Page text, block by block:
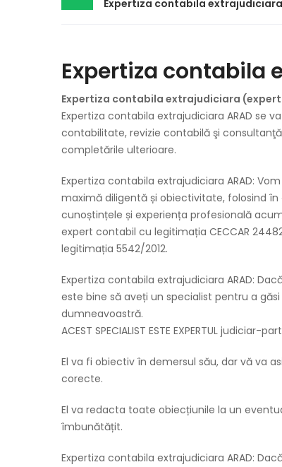
Expertiza contabila extrajudiciara
Expertiza contabila
Expertiza contabila extrajudiciara (expert
Expertiza contabila extrajudiciara ARAD se
contabilitate, revizie contabilă şi
completările ulterioare.
Expertiza contabila extrajudiciara ARAD:
maximă diligentă și obiectivitate, folosind în
cunoștințele și experiența profesională
expert contabil cu legitimația CECCAR
legitimația 5542/2012.
Expertiza contabila extrajudiciara ARAD:
este bine să aveți un specialist pentru a
dumneavoastră.
ACEST SPECIALIST ESTE EXPERTUL judiciar-
El va fi obiectiv în demersul său, dar vă va
corecte.
El va redacta toate obiecțiunile la un
îmbunătățit.
Expertiza contabila extrajudiciara ARAD: